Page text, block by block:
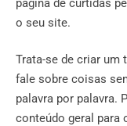
página de curtidas
o seu site.
Trata-se de criar
fale sobre coisas
palavra por palavra.
conteúdo geral para